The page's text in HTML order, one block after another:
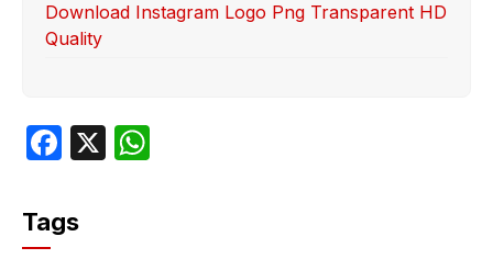
Download Instagram Logo Png Transparent HD
Quality
F
c
e
X
Tags